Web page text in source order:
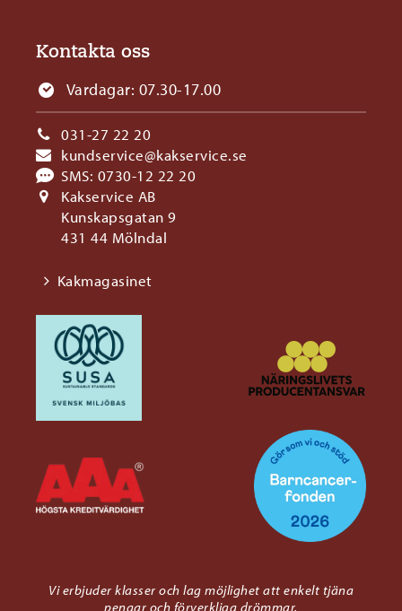
Kontakta oss
Vardagar: 07.30-17.00
Kakmagasinet
031-27 22 20
kundservice@kakservice.se
SMS: 0730-12 22 20
Kakservice AB
Kunskapsgatan 9
431 44 Mölndal
Vi erbjuder klasser och lag möjlighet att enkelt tjäna
pengar och förverkliga drömmar.